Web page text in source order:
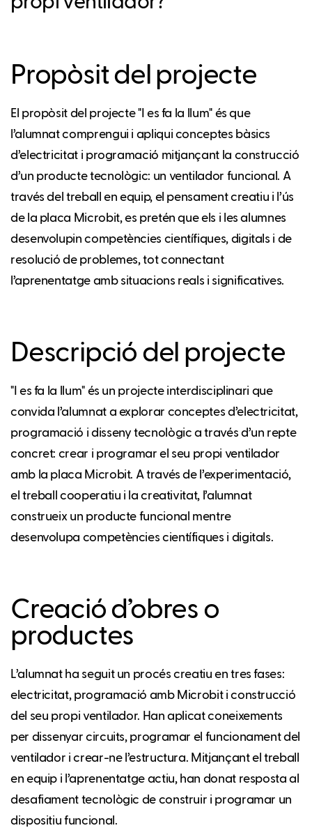
Propòsit del projecte
El propòsit del projecte "I es fa la llum" és que
l’alumnat comprengui i apliqui conceptes bàsics
d’electricitat i programació mitjançant la construcció
d’un producte tecnològic: un ventilador funcional. A
través del treball en equip, el pensament creatiu i l’ús
de la placa Microbit, es pretén que els i les alumnes
desenvolupin competències científiques, digitals i de
resolució de problemes, tot connectant
l’aprenentatge amb situacions reals i significatives.
Descripció del projecte
"I es fa la llum" és un projecte interdisciplinari que
convida l’alumnat a explorar conceptes d’electricitat,
programació i disseny tecnològic a través d’un repte
concret: crear i programar el seu propi ventilador
amb la placa Microbit. A través de l’experimentació,
el treball cooperatiu i la creativitat, l’alumnat
construeix un producte funcional mentre
desenvolupa competències científiques i digitals.
Creació d’obres o
productes
L’alumnat ha seguit un procés creatiu en tres fases:
electricitat, programació amb Microbit i construcció
del seu propi ventilador. Han aplicat coneixements
per dissenyar circuits, programar el funcionament del
ventilador i crear-ne l’estructura. Mitjançant el treball
en equip i l’aprenentatge actiu, han donat resposta al
desafiament tecnològic de construir i programar un
dispositiu funcional.